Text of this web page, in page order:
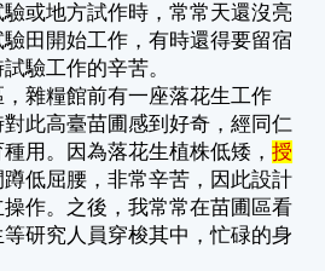
或地方試作時，常常天還沒亮
田開始工作，有時還得要留宿
驗工作的辛苦。
雜糧館前有一座落花生工作
此高臺苗圃感到好奇，經同仁
用。因為落花生植株低矮，授
低屈腰，非常辛苦，因此設計
作。之後，我常常在苗圃區看
研究人員穿梭其中，忙碌的身